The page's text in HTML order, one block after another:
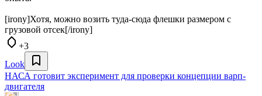
[irony]Хотя, можно возить туда-сюда флешки размером с
грузовой отсек[/irony]
+3
Look
НАСА готовит эксперимент для проверки концепции варп-
двигателя